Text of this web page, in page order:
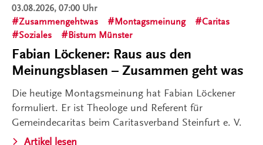
03.08.2026, 07:00 Uhr
Zusammengehtwas
Montagsmeinung
Caritas
Soziales
Bistum Münster
Fabian Löckener: Raus aus den
Meinungsblasen – Zusammen geht was
Die heutige Montagsmeinung hat Fabian Löckener
formuliert. Er ist Theologe und Referent für
Gemeindecaritas beim Caritasverband Steinfurt e. V.
Artikel lesen